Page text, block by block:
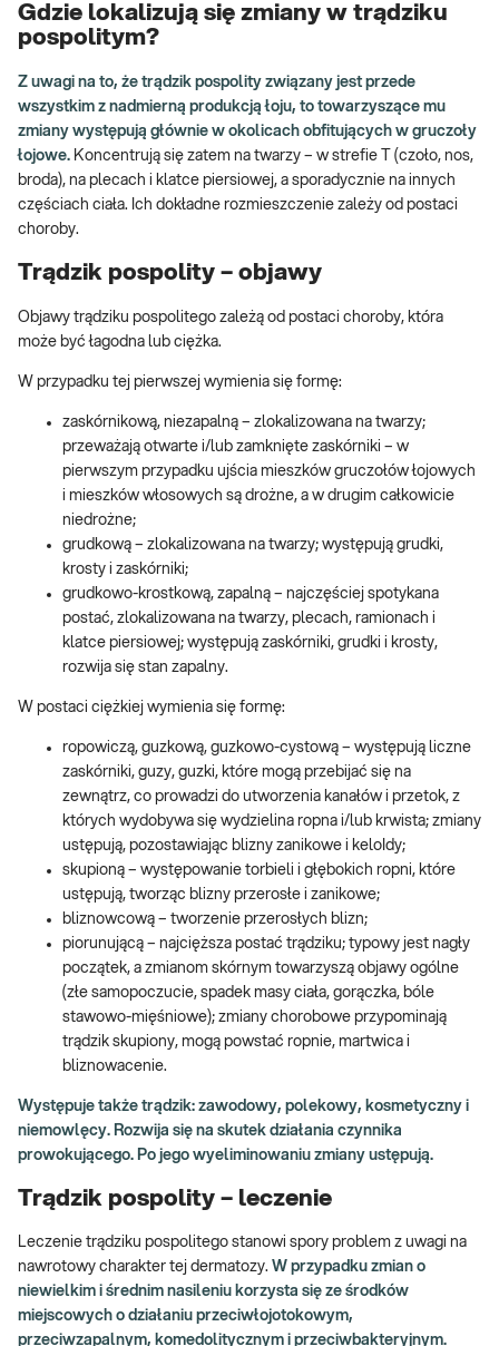
Gdzie lokalizują się zmiany w trądziku
pospolitym?
Z uwagi na to, że trądzik pospolity związany jest przede
wszystkim z nadmierną produkcją łoju, to towarzyszące mu
zmiany występują głównie w okolicach obfitujących w gruczoły
łojowe. Koncentrują się zatem na twarzy – w strefie T (czoło, nos,
broda), na plecach i klatce piersiowej, a sporadycznie na innych
częściach ciała. Ich dokładne rozmieszczenie zależy od postaci
choroby.
Trądzik pospolity – objawy
Objawy trądziku pospolitego zależą od postaci choroby, która
może być łagodna lub ciężka.
W przypadku tej pierwszej wymienia się formę:
zaskórnikową, niezapalną – zlokalizowana na twarzy;
przeważają otwarte i/lub zamknięte zaskórniki – w
pierwszym przypadku ujścia mieszków gruczołów łojowych
i mieszków włosowych są drożne, a w drugim całkowicie
niedrożne;
grudkową – zlokalizowana na twarzy; występują grudki,
krosty i zaskórniki;
grudkowo-krostkową, zapalną – najczęściej spotykana
postać, zlokalizowana na twarzy, plecach, ramionach i
klatce piersiowej; występują zaskórniki, grudki i krosty,
rozwija się stan zapalny.
W postaci ciężkiej wymienia się formę:
ropowiczą, guzkową, guzkowo-cystową – występują liczne
zaskórniki, guzy, guzki, które mogą przebijać się na
zewnątrz, co prowadzi do utworzenia kanałów i przetok, z
których wydobywa się wydzielina ropna i/lub krwista; zmiany
ustępują, pozostawiając blizny zanikowe i keloIdy;
skupioną – występowanie torbieli i głębokich ropni, które
ustępują, tworząc blizny przerosłe i zanikowe;
bliznowcową – tworzenie przerosłych blizn;
piorunującą – najcięższa postać trądziku; typowy jest nagły
początek, a zmianom skórnym towarzyszą objawy ogólne
(złe samopoczucie, spadek masy ciała, gorączka, bóle
stawowo-mięśniowe); zmiany chorobowe przypominają
trądzik skupiony, mogą powstać ropnie, martwica i
bliznowacenie.
Występuje także trądzik: zawodowy, polekowy, kosmetyczny i
niemowlęcy. Rozwija się na skutek działania czynnika
prowokującego. Po jego wyeliminowaniu zmiany ustępują.
Trądzik pospolity – leczenie
Leczenie trądziku pospolitego stanowi spory problem z uwagi na
nawrotowy charakter tej dermatozy. W przypadku zmian o
niewielkim i średnim nasileniu korzysta się ze środków
miejscowych o działaniu przeciwłojotokowym,
przeciwzapalnym, komedolitycznym i przeciwbakteryjnym.